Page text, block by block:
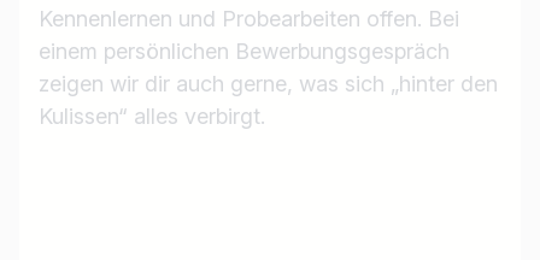
Kennenlernen und Probearbeiten offen. Bei
einem persönlichen Bewerbungsgespräch
zeigen wir dir auch gerne, was sich „hinter den
Kulissen“ alles verbirgt.